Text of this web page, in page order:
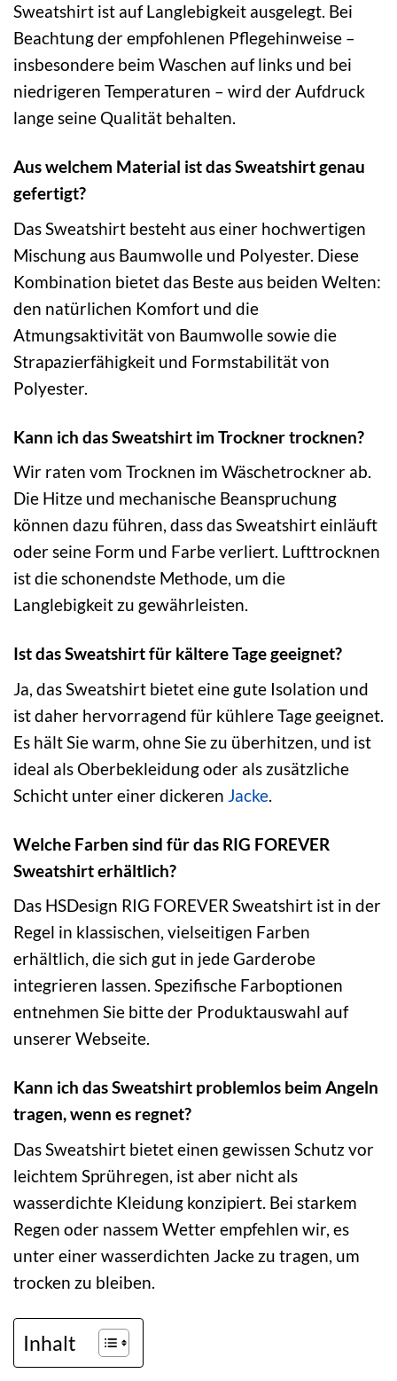
Sweatshirt ist auf Langlebigkeit ausgelegt. Bei
Beachtung der empfohlenen Pflegehinweise –
insbesondere beim Waschen auf links und bei
niedrigeren Temperaturen – wird der Aufdruck
lange seine Qualität behalten.
Aus welchem Material ist das Sweatshirt genau
gefertigt?
Das Sweatshirt besteht aus einer hochwertigen
Mischung aus Baumwolle und Polyester. Diese
Kombination bietet das Beste aus beiden Welten:
den natürlichen Komfort und die
Atmungsaktivität von Baumwolle sowie die
Strapazierfähigkeit und Formstabilität von
Polyester.
Kann ich das Sweatshirt im Trockner trocknen?
Wir raten vom Trocknen im Wäschetrockner ab.
Die Hitze und mechanische Beanspruchung
können dazu führen, dass das Sweatshirt einläuft
oder seine Form und Farbe verliert. Lufttrocknen
ist die schonendste Methode, um die
Langlebigkeit zu gewährleisten.
Ist das Sweatshirt für kältere Tage geeignet?
Ja, das Sweatshirt bietet eine gute Isolation und
ist daher hervorragend für kühlere Tage geeignet.
Es hält Sie warm, ohne Sie zu überhitzen, und ist
ideal als Oberbekleidung oder als zusätzliche
Schicht unter einer dickeren Jacke.
Welche Farben sind für das RIG FOREVER
Sweatshirt erhältlich?
Das HSDesign RIG FOREVER Sweatshirt ist in der
Regel in klassischen, vielseitigen Farben
erhältlich, die sich gut in jede Garderobe
integrieren lassen. Spezifische Farboptionen
entnehmen Sie bitte der Produktauswahl auf
unserer Webseite.
Kann ich das Sweatshirt problemlos beim Angeln
tragen, wenn es regnet?
Das Sweatshirt bietet einen gewissen Schutz vor
leichtem Sprühregen, ist aber nicht als
wasserdichte Kleidung konzipiert. Bei starkem
Regen oder nassem Wetter empfehlen wir, es
unter einer wasserdichten Jacke zu tragen, um
trocken zu bleiben.
Inhalt